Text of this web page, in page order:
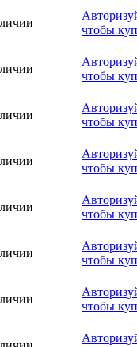
чтобы
чтобы
чтобы
чтобы
чтобы
чтобы
чтобы